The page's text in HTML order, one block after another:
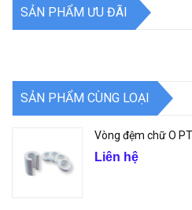
SẢN PHẨM ƯU ĐÃI
SẢN PHẨM CÙNG LOẠI
Vòng đệm chữ O
Liên hệ